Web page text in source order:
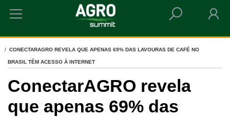
HOME
CONECTARAGRO REVELA QUE APENAS 69% DAS LAVOURAS DE CAFÉ NO
BRASIL TÊM ACESSO À INTERNET
ConectarAGRO revela
que apenas 69% das